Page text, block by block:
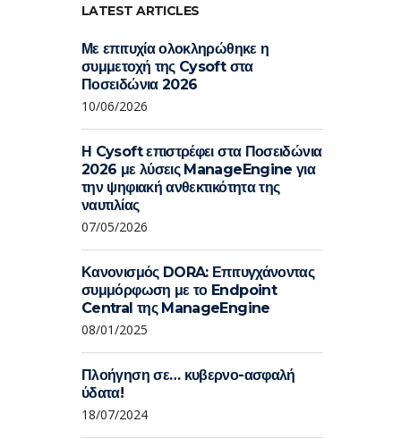
LATEST ARTICLES
Με επιτυχία ολοκληρώθηκε η
συμμετοχή της Cysoft στα
Ποσειδώνια 2026
10/06/2026
Η Cysoft επιστρέφει στα Ποσειδώνια
2026 με λύσεις ManageEngine για
την ψηφιακή ανθεκτικότητα της
ναυτιλίας
07/05/2026
Κανονισμός DORA: Επιτυγχάνοντας
συμμόρφωση με το Endpoint
Central της ManageEngine
08/01/2025
Πλοήγηση σε… κυβερνο-ασφαλή
ύδατα!
18/07/2024